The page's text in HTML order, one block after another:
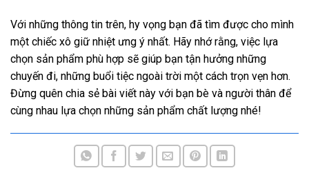
Với những thông tin trên, hy vọng bạn đã tìm được cho mình
một chiếc xô giữ nhiệt ưng ý nhất. Hãy nhớ rằng, việc lựa
chọn sản phẩm phù hợp sẽ giúp bạn tận hưởng những
chuyến đi, những buổi tiệc ngoài trời một cách trọn vẹn hơn.
Đừng quên chia sẻ bài viết này với bạn bè và người thân để
cùng nhau lựa chọn những sản phẩm chất lượng nhé!